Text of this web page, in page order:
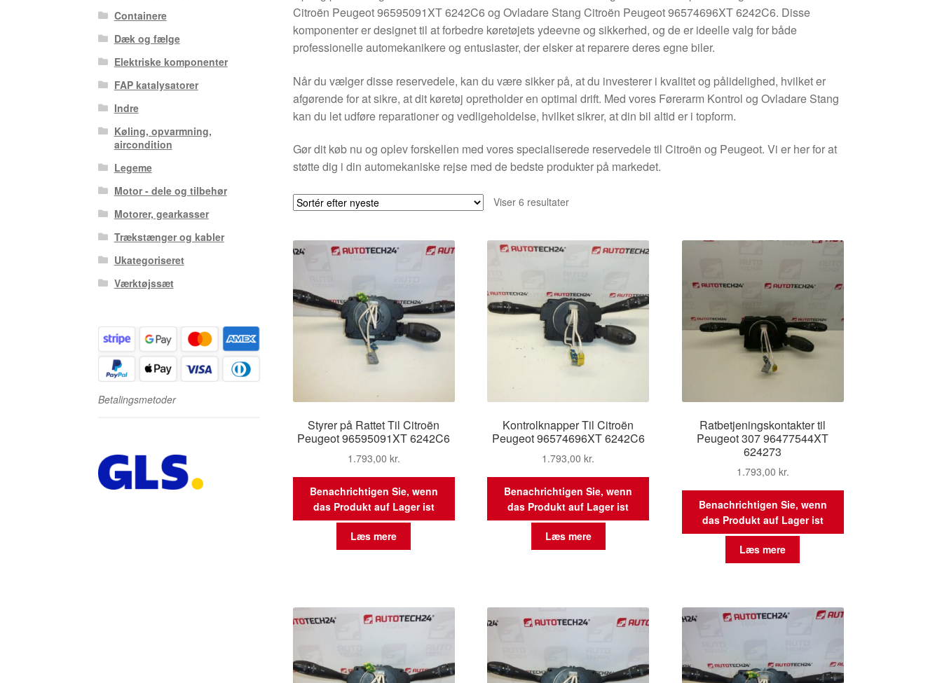
Citroën Peugeot 96595091XT 6242C6 og Ovladare Stang Citroën Peugeot 96574696XT 6242C6. Disse
komponenter er designet til at forbedre køretøjets ydeevne og sikkerhed, og de er ideelle valg for både
professionelle automekanikere og entusiaster, der elsker at reparere deres egne biler.
Når du vælger disse reservedele, kan du være sikker på, at du investerer i kvalitet og pålidelighed, hvilket er
afgørende for at sikre, at dit køretøj opretholder en optimal drift. Med vores Førerarm Kontrol og Ovladare Stang
kan du let udføre reparationer og vedligeholdelse, hvilket sikrer, at din bil altid er i topform.
Gør dit køb nu og oplev forskellen med vores specialiserede reservedele til Citroën og Peugeot. Vi er her for at
støtte dig i din automekaniske rejse med de bedste produkter på markedet.
Viser 6 resultaterSorteret
Styrer på Rattet Til Citroën
Peugeot 96595091XT 6242C6
1.793,00 kr.
Benachrichtigen Sie, wenn
das Produkt auf Lager ist
Læs mere
Kontrolknapper Til Citroën
Peugeot 96574696XT 6242C6
1.793,00kr.
Benachrichtigen Sie, wenn
das Produkt auf Lager ist
Læs mere
Ratbetjeningskontakter til
Peugeot 307 96477544XT
624273
1.793,00 kr.
Benachrichtigen Sie, wenn
das Produkt auf Lager ist
Læs mere
Containere
Dæk og fælge
Elektriske komponenter
FAP katalysatorer
Indre
Køling, opvarmning,
aircondition
Legeme
Motor - dele og tilbehør
Motorer, gearkasser
Trækstænger og kabler
Ukategoriseret
Værktøjssæt
Betalingsmetoder